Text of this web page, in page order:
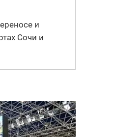
и
Сочи и